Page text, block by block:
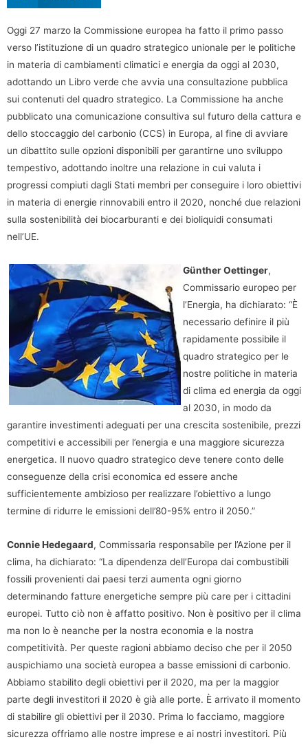
Oggi 27 marzo la Commissione europea ha fatto il primo passo
verso l’istituzione di un quadro strategico unionale per le politiche
in materia di cambiamenti climatici e energia da oggi al 2030,
adottando un Libro verde che avvia una consultazione pubblica
sui contenuti del quadro strategico. La Commissione ha anche
pubblicato una comunicazione consultiva sul futuro della cattura e
dello stoccaggio del carbonio (CCS) in Europa, al fine di avviare
un dibattito sulle opzioni disponibili per garantirne uno sviluppo
tempestivo, adottando inoltre una relazione in cui valuta i
progressi compiuti dagli Stati membri per conseguire i loro obiettivi
in materia di energie rinnovabili entro il 2020, nonché due relazioni
sulla sostenibilità dei biocarburanti e dei bioliquidi consumati
nell’UE.
Günther Oettinger,
Commissario europeo per
l’Energia, ha dichiarato: “È
necessario definire il più
rapidamente possibile il
quadro strategico per le
nostre politiche in materia
di clima ed energia da oggi
al 2030, in modo da
garantire investimenti adeguati per una crescita sostenibile, prezzi
competitivi e accessibili per l’energia e una maggiore sicurezza
energetica. Il nuovo quadro strategico deve tenere conto delle
conseguenze della crisi economica ed essere anche
sufficientemente ambizioso per realizzare l’obiettivo a lungo
termine di ridurre le emissioni dell’80-95% entro il 2050.”
Connie Hedegaard, Commissaria responsabile per l’Azione per il
clima, ha dichiarato: “La dipendenza dell’Europa dai combustibili
fossili provenienti dai paesi terzi aumenta ogni giorno
determinando fatture energetiche sempre più care per i cittadini
europei. Tutto ciò non è affatto positivo. Non è positivo per il clima
ma non lo è neanche per la nostra economia e la nostra
competitività. Per queste ragioni abbiamo deciso che per il 2050
auspichiamo una società europea a basse emissioni di carbonio.
Abbiamo stabilito degli obiettivi per il 2020, ma per la maggior
parte degli investitori il 2020 è già alle porte. È arrivato il momento
di stabilire gli obiettivi per il 2030. Prima lo facciamo, maggiore
sicurezza offriamo alle nostre imprese e ai nostri investitori. Più